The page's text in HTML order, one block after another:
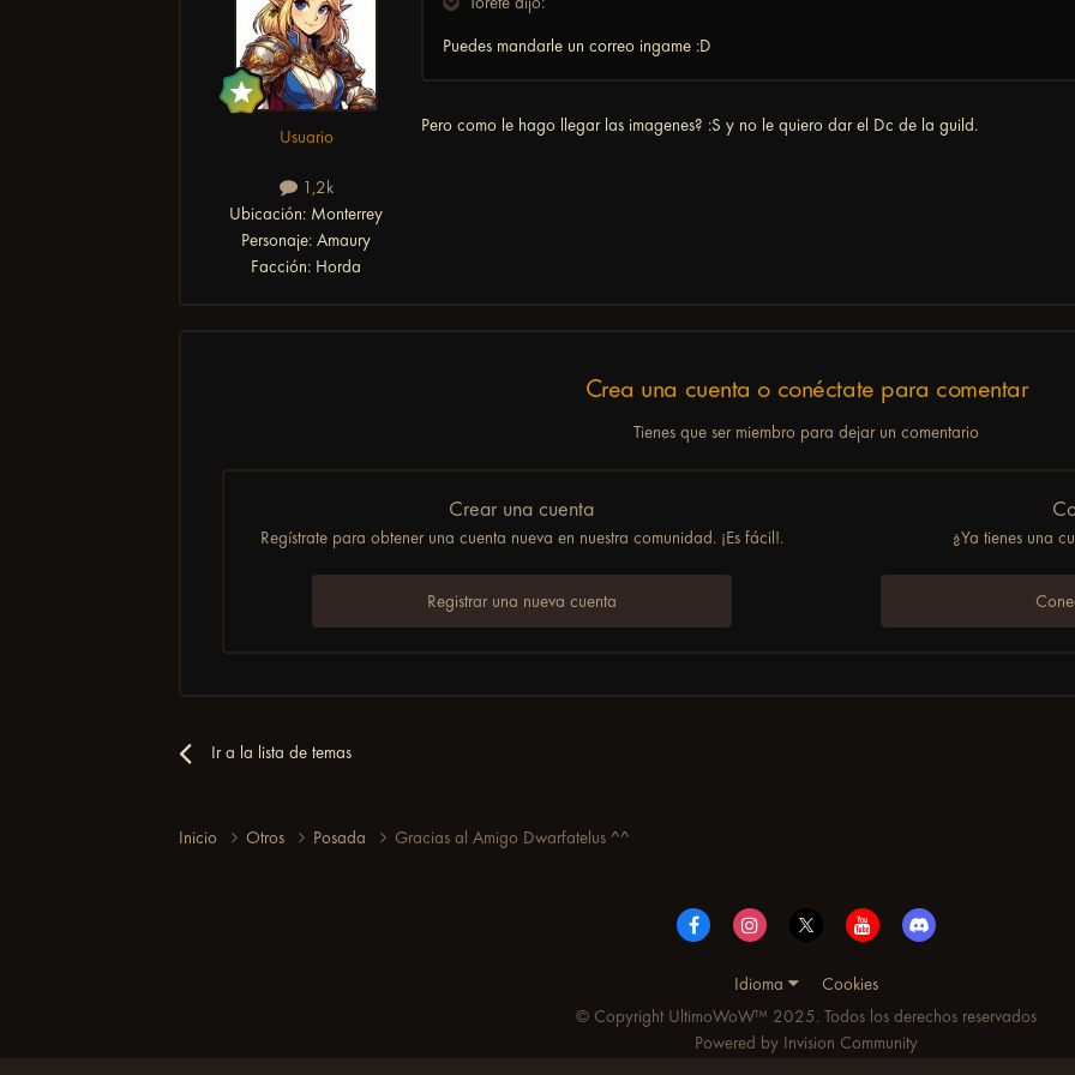
Usuario
1,2k
Ubicación: Monterrey
Personaje: Amaury
Facción: Horda
Puedes mandarle un correo ingame :D
Pero como le hago llegar las imagenes? :S y no le quiero dar el Dc de la guild.
Crea una cuenta o conéctate para comentar
Tienes que ser miembro para dejar un comentario
Crear una cuenta
Regístrate para obtener una cuenta nueva en nuestra comunidad. ¡Es fácil!.
Registrar una nueva cuenta
¿Ya tienes una
Ir a la lista de temas
Inicio Otros Posada Gracias al Amigo Dwarfatelus ^^
Idioma
Cookies
© Copyright UltimoWoW™ 2025. Todos los derechos reservados
Powered by Invision Community